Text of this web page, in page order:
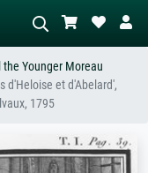
AI-beeldzoeker
met veel rood, donker
staand naakt naast
Younger Moreau
d'Heloise et d'Abelard',
1795